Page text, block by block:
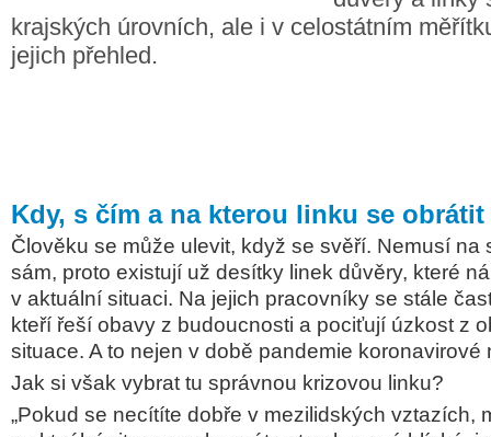
krajských úrovních, ale i v celostátním
jejich přehled.
Kdy, s čím a na kterou linku se obrátit
Člověku se může ulevit, když se svěří. Nemusí na
sám, proto existují už desítky linek důvěry, které
v aktuální situaci. Na jejich pracovníky se stále
kteří řeší obavy z budoucnosti a pociťují úzkost z
situace. A to nejen v době pandemie koronavirové
Jak si však vybrat tu správnou krizovou linku?
„Pokud se necítíte dobře v mezilidských vztazích,